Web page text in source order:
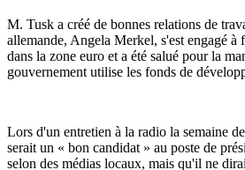
M. Tusk a créé de bonnes relations de
allemande, Angela Merkel, s'est engagé à
dans la zone euro et a été salué pour la
gouvernement utilise les fonds de
Lors d'un entretien à la radio la semaine
serait un « bon candidat » au poste de
selon des médias locaux, mais qu'il ne